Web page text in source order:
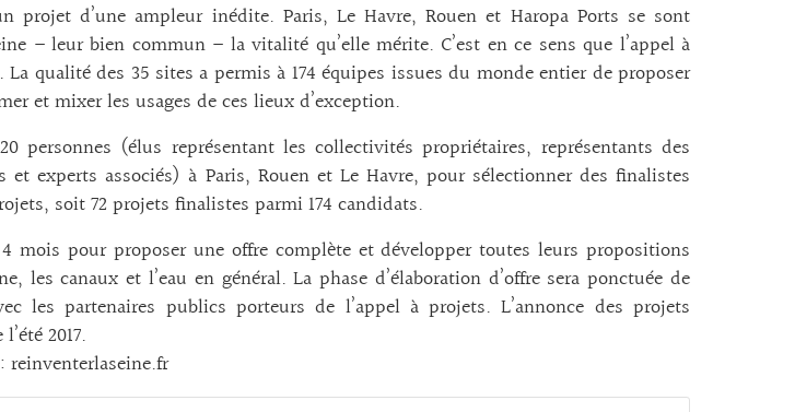
projet d’une ampleur inédite. Paris, Le Havre, Rouen et Haropa Ports se sont
– leur bien commun – la vitalité qu’elle mérite. C’est en ce sens que l’appel à
La qualité des 35 sites a permis à 174 équipes issues du monde entier de proposer
et mixer les usages de ces lieux d’exception.
personnes (élus représentant les collectivités propriétaires, représentants des
et experts associés) à Paris, Rouen et Le Havre, pour sélectionner des finalistes
soit 72 projets finalistes parmi 174 candidats.
mois pour proposer une offre complète et développer toutes leurs propositions
les canaux et l’eau en général. La phase d’élaboration d’offre sera ponctuée de
les partenaires publics porteurs de l’appel à projets. L’annonce des projets
2017.
reinventerlaseine.fr